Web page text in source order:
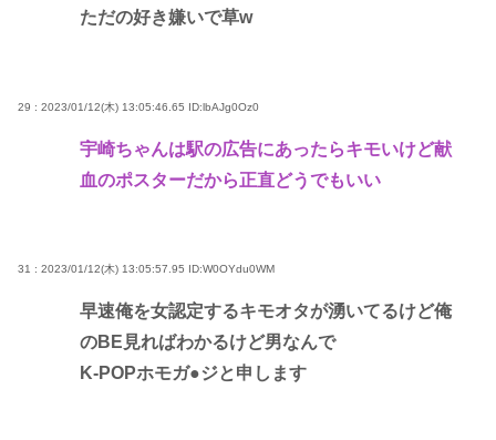
ただの好き嫌いで草w
29 : 2023/01/12(木) 13:05:46.65 ID:lbAJg0Oz0
宇崎ちゃんは駅の広告にあったらキモいけど献
血のポスターだから正直どうでもいい
31 : 2023/01/12(木) 13:05:57.95 ID:W0OYdu0WM
早速俺を女認定するキモオタが湧いてるけど俺
のBE見ればわかるけど男なんで
K-POPホモガ●ジと申します